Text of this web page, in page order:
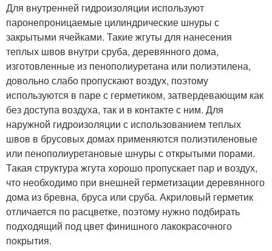
Для внутренней гидроизоляции используют
паронепроницаемые цилиндрические шнуры с
закрытыми ячейками. Такие жгуты для нанесения
теплых швов внутри сруба, деревянного дома,
изготовленные из пенополиуретана или полиэтилена,
довольно слабо пропускают воздух, поэтому
используются в паре с герметиком, затвердевающим как
без доступа воздуха, так и в контакте с ним. Для
наружной гидроизоляции с использованием теплых
швов в брусовых домах применяются полиэтиленовые
или пенополиуретановые шнуры с открытыми порами.
Такая структура жгута хорошо пропускает пар и воздух,
что необходимо при внешней герметизации деревянного
дома из бревна, бруса или сруба. Акриловый герметик
отличается по расцветке, поэтому нужно подбирать
подходящий под цвет финишного лакокрасочного
покрытия.